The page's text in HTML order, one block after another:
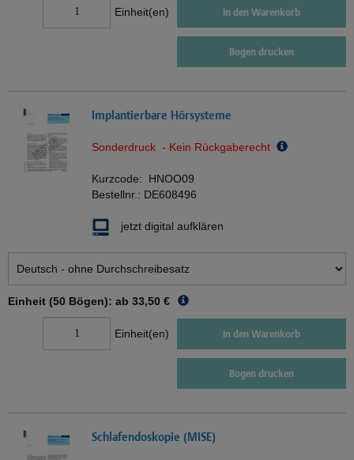
Einheit(en) In den Warenkorb
Bogen drucken
Implantierbare Hörsysteme
Sonderdruck - Kein Rückgaberecht
Kurzcode: HNOO09
Bestellnr.: DE608496
jetzt digital aufklären
Einheit (50 Bögen): ab 33,50 €
Einheit(en) In den Warenkorb
Bogen drucken
Schlafendoskopie (MISE)